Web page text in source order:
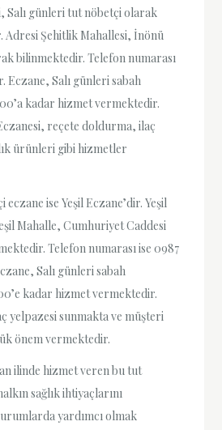
Salı günleri tut nöbetçi olarak
Adresi Şehitlik Mahallesi, İnönü
bilinmektedir. Telefon numarası
Eczane, Salı günleri sabah
kadar hizmet vermektedir.
reçete doldurma, ilaç
ürünleri gibi hizmetler
eczane ise Yeşil Eczane’dir. Yeşil
Mahalle, Cumhuriyet Caddesi
Telefon numarası ise 0987
Salı günleri sabah
kadar hizmet vermektedir.
yelpazesi sunmakta ve müşteri
önem vermektedir.
ilinde hizmet veren bu tut
sağlık ihtiyaçlarını
yardımcı olmak